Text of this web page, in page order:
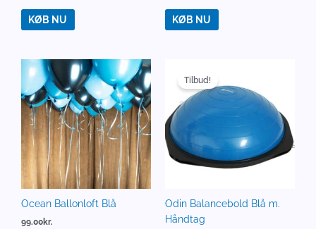
KØB NU KØB NU
Ocean Ballonloft Blå
99.00kr.
Tilbud!
Odin Balancebold Blå m.
Håndtag
oprindelige
pris
var:
pris
er:
548.00kr..